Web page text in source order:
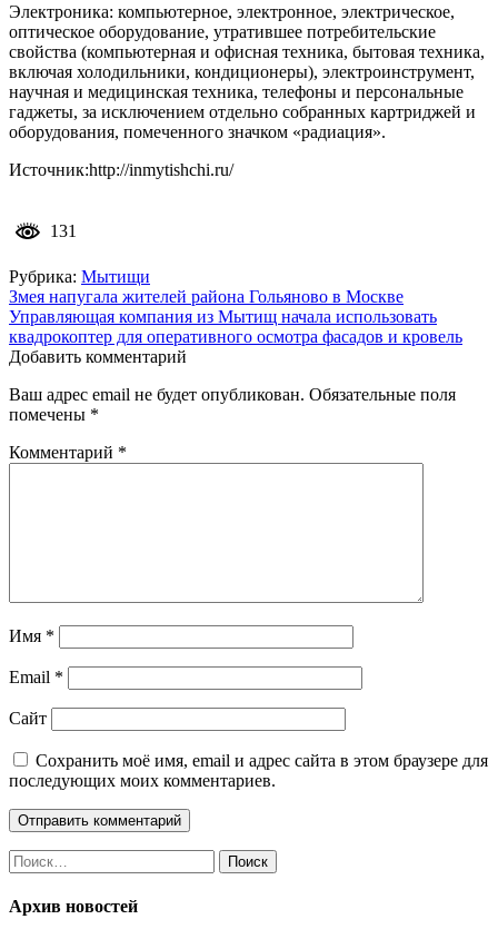
Электроника: компьютерное, электронное, электрическое,
оптическое оборудование, утратившее потребительские
свойства (компьютерная и офисная техника, бытовая техника,
включая холодильники, кондиционеры), электроинструмент,
научная и медицинская техника, телефоны и персональные
гаджеты, за исключением отдельно собранных картриджей и
оборудования, помеченного значком «радиация».
Источник:http://inmytishchi.ru/
131
Рубрика: Мытищи
Навигация
по
записям
Змея напугала жителей района Гольяново в Москве
Управляющая компания из Мытищ начала использовать
квадрокоптер для оперативного осмотра фасадов и кровель
Добавить комментарий
Ваш адрес email не будет опубликован. Обязательные поля
помечены *
Комментарий *
Имя *
Email *
Сайт
Сохранить моё имя, email и адрес сайта в этом браузере для
последующих моих комментариев.
Найти:
Архив новостей